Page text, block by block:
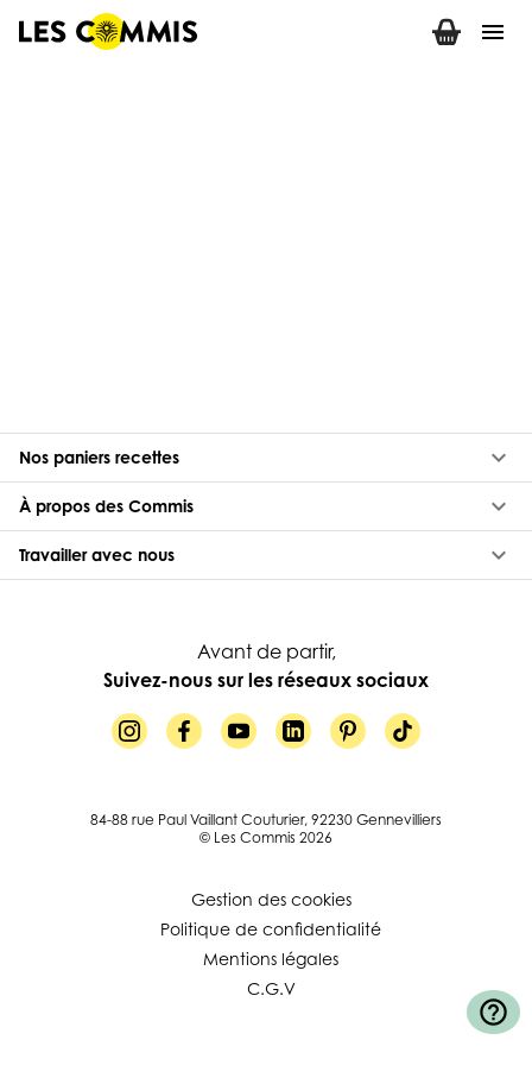
menu
Nos paniers recettes keyboard_arrow_down
À propos des Commis keyboard_arrow_down
Travailler avec nous keyboard_arrow_down
Avant de partir,
Suivez-nous sur les réseaux sociaux
84-88 rue Paul Vaillant Couturier, 92230 Gennevilliers
© Les Commis 2026
Gestion des cookies
Politique de confidentialité
Mentions légales
C.G.V
help_outline